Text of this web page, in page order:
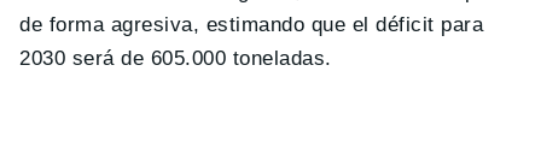
de forma agresiva, estimando que el déficit para
2030 será de 605.000 toneladas.